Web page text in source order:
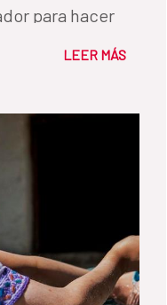
para hacer
LEER MÁS